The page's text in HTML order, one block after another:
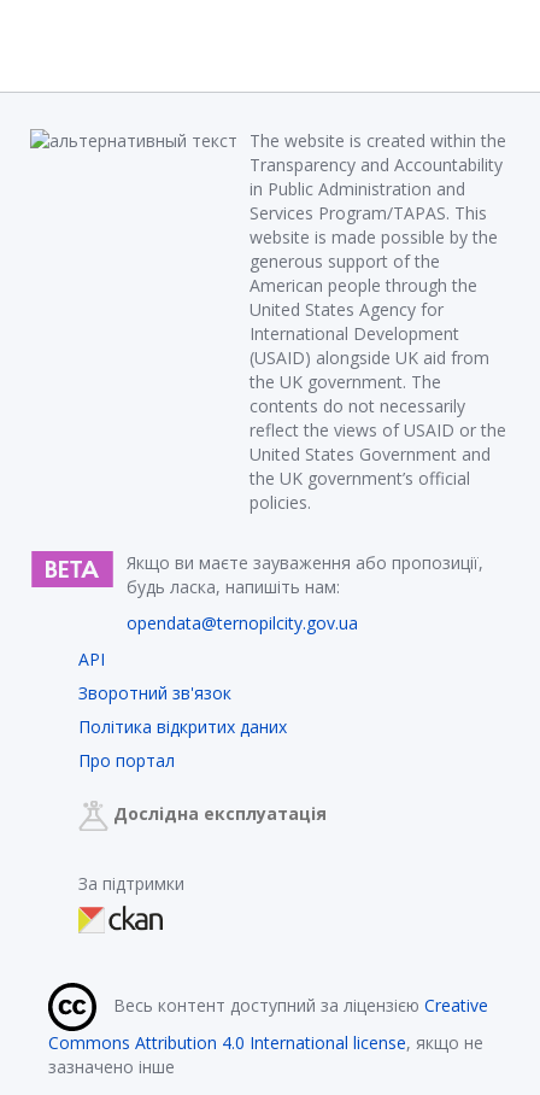
The website is created within the
Transparency and Accountability
in Public Administration and
Services Program/TAPAS. This
website is made possible by the
generous support of the
American people through the
United States Agency for
International Development
(USAID) alongside UK aid from
the UK government. The
contents do not necessarily
reflect the views of USAID or the
United States Government and
the UK government’s official
policies.
Якщо ви маєте зауваження або пропозиції,
будь ласка, напишіть нам:
opendata@ternopilcity.gov.ua
API
Зворотний зв'язок
Політика відкритих даних
Про портал
Дослідна експлуатація
За підтримки
Весь контент доступний за ліцензією Creative
Commons Attribution 4.0 International license, якщо не
зазначено інше